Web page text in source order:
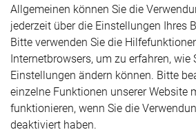
Allgemeinen können Sie die
jederzeit über die Einstellungen Ihres
Bitte verwenden Sie die
Internetbrowsers, um zu erfahren, wie
Einstellungen ändern können. Bitte
einzelne Funktionen unserer Website
funktionieren, wenn Sie die
deaktiviert haben.